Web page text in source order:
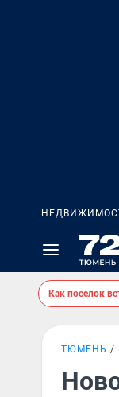
Как поселок
ТЮМЕНЬ